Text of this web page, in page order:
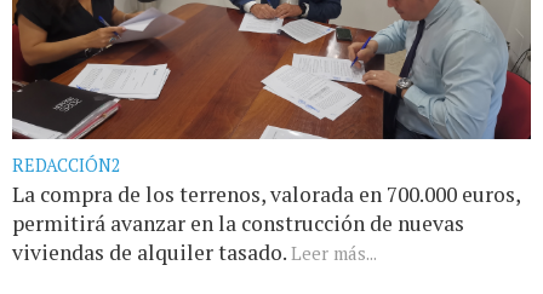
REDACCIÓN2
La compra de los terrenos, valorada en 700.000 euros,
permitirá avanzar en la construcción de nuevas
viviendas de alquiler tasado. Leer más...